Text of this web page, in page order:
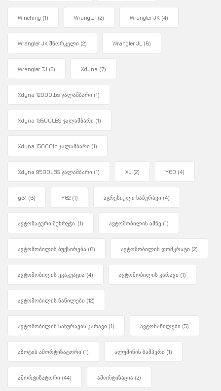
Winching (1) Wrangler (2) Wrangler JK (4)
Wrangler JK შნორკელი (2) Wrangler JL (6)
Wrangler TJ (2) Xdyna (7)
Xdyna 12000lbs ჯალამბარი (1)
Xdyna 13500LBS ჯალამბარი (1)
Xdyna 15000lb ჯალამბარი (1)
Xdyna 9500LBS ჯალამბარი (1) XJ (2) Y60 (4)
y61 (6) Y62 (1) აგრესიული საბურავი (4)
ავტომატური მუხრუჭი. (1) ავტომობილის ამწე (1)
ავტომობილის ბუქსირება (6) ავტომობილის დომკრატი (2)
ავტომობილის ევაკუაცია (4) ავტომობილის კარავი (1)
ავტომობილის ნაწილები (12)
ავტომობილის სახურავის კარავი (1) ავტონაწილები (5)
აზოტის ამორტიზატორი (1) ალუმინის ბამპერი (1)
ამორტიზატორი (44) ამორტიზაცია (2)